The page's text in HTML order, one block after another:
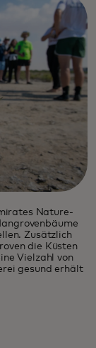
Nature-
Zusätzlich
die Küsten
Vielzahl von
gesund erhält